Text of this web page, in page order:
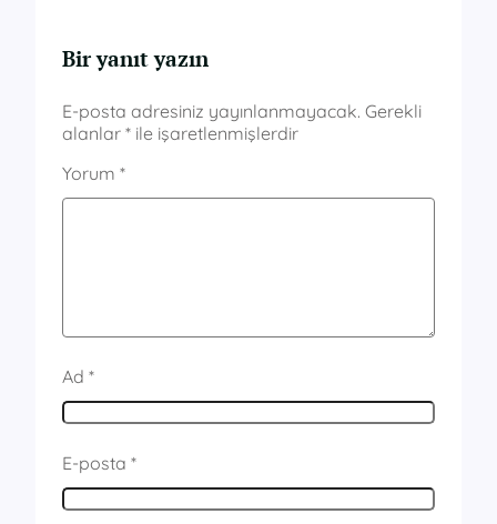
Bir yanıt yazın
E-posta adresiniz yayınlanmayacak. Gerekli
alanlar * ile işaretlenmişlerdir
Yorum *
Ad *
E-posta *